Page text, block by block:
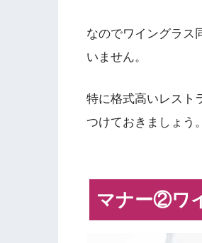
なのでワイングラス
いません。
特に格式高いレスト
つけておきましょう。
マナー②ワ